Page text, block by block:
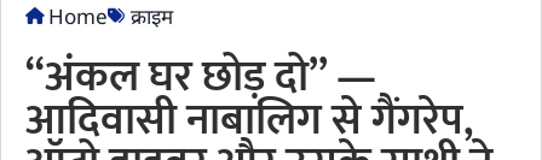
Home क्राइम
“अंकल घर छोड़ दो” —
आदिवासी नाबालिग से गैंगरेप,